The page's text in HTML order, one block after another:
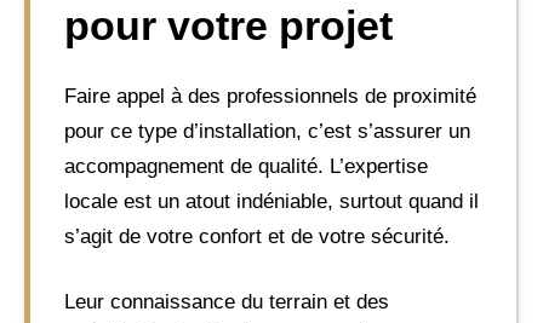
pour votre projet
Faire appel à des professionnels de proximité
pour ce type d’installation, c’est s’assurer un
accompagnement de qualité. L’expertise
locale est un atout indéniable, surtout quand il
s’agit de votre confort et de votre sécurité.
Leur connaissance du terrain et des